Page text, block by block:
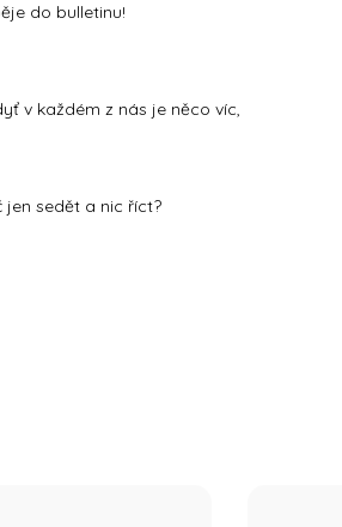
přispěje do bulletinu!
z nás je něco víc,
jen sedět a nic říct?